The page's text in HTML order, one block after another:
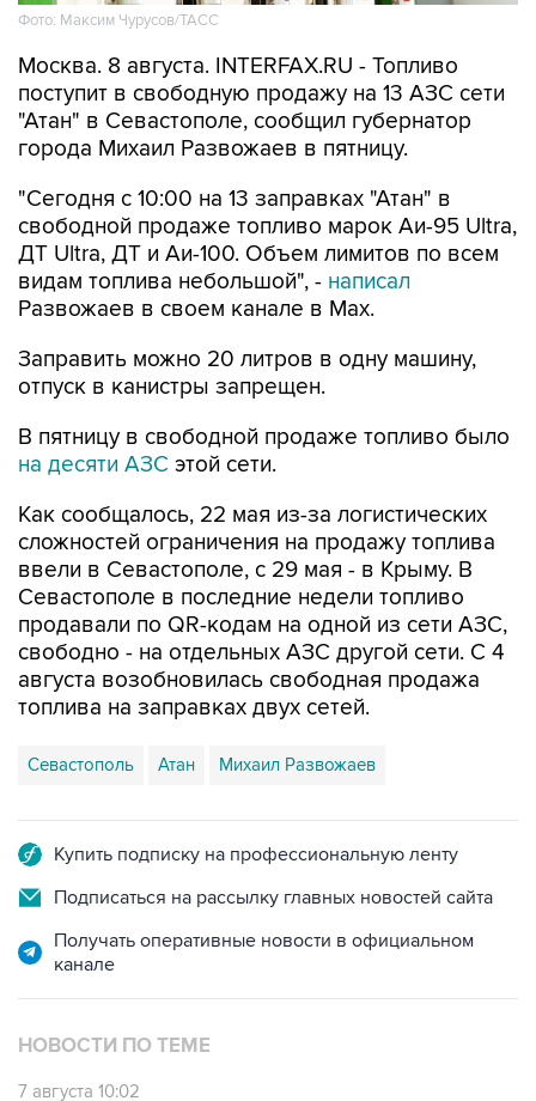
Москва. 8 августа. INTERFAX.RU - Топливо
"Атан" в Севастополе, сообщил губернатор
города Михаил Развожаев в пятницу.
"Сегодня с 10:00 на 13 заправках "Атан" в
ДТ Ultra, ДТ и Аи-100. Объем лимитов по всем
видам топлива небольшой", - написал
Развожаев в своем канале в Max.
Заправить можно 20 литров в одну машину,
В пятницу в свободной продаже топливо было
Как сообщалось, 22 мая из-за логистических
ввели в Севастополе, с 29 мая - в Крыму. В
Севастополе в последние недели топливо
продавали по QR-кодам на одной из сети АЗС,
свободно - на отдельных АЗС другой сети. С 4
августа возобновилась свободная продажа
топлива на заправках двух сетей.
Севастополь Атан Михаил Развожаев
Подписаться на рассылку главных новостей сайта
Получать оперативные новости в официальном
НОВОСТИ ПО ТЕМЕ
7 августа 10:02